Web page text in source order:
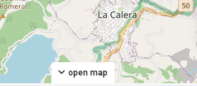
open map